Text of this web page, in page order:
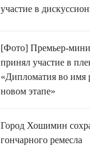
участие в
[Фото] Премьер-
принял участие в
«Дипломатия во имя
новом этапе»
Город Хошимин
гончарного ремесла